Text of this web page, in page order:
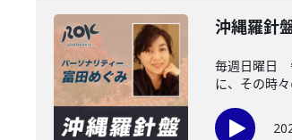
沖縄羅針
毎週日曜日
に、その時